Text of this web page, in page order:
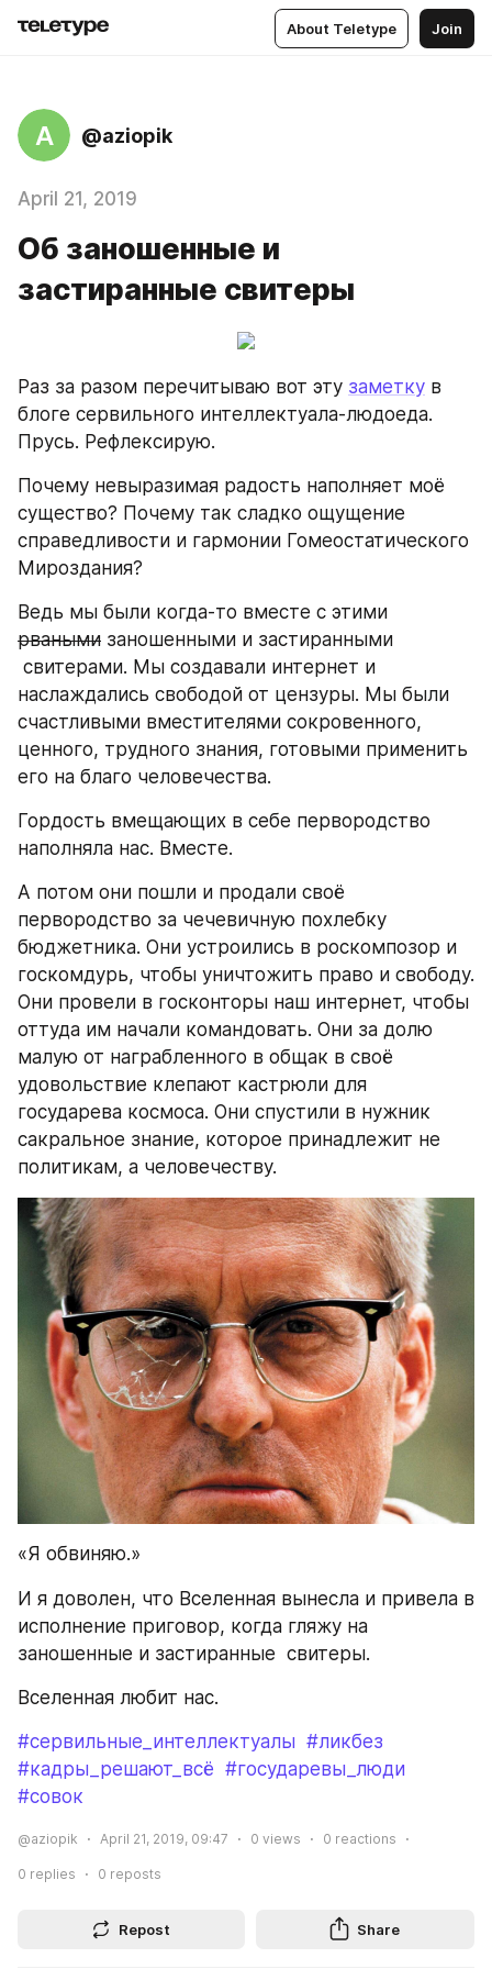
About Teletype Join
A @aziopik
April 21, 2019
Об заношенные и
застиранные свитеры
Раз за разом перечитываю вот эту заметку в
блоге сервильного интеллектуала-людоеда.
Прусь. Рефлексирую.
Почему невыразимая радость наполняет моё
существо? Почему так сладко ощущение
справедливости и гармонии Гомеостатического
Мироздания?
рваными заношенными и застиранными
свитерами. Мы создавали интернет и
наслаждались свободой от цензуры. Мы были
счастливыми вместителями сокровенного,
ценного, трудного знания, готовыми применить
его на благо человечества.
Гордость вмещающих в себе первородство
наполняла нас. Вместе.
А потом они пошли и продали своё
первородство за чечевичную похлебку
бюджетника. Они устроились в роскомпозор и
госкомдурь, чтобы уничтожить право и свободу.
Они провели в госконторы наш интернет, чтобы
оттуда им начали командовать. Они за долю
малую от награбленного в общак в своё
удовольствие клепают кастрюли для
государева космоса. Они спустили в нужник
сакральное знание, которое принадлежит не
политикам, а человечеству.
«Я обвиняю.»
И я доволен, что Вселенная вынесла и привела в
исполнение приговор, когда гляжу на
заношенные и застиранные  свитеры.
Вселенная любит нас.
#сервильные_интеллектуалы #ликбез
#кадры_решают_всё #государевы_люди
#совок
@aziopik April 21, 2019, 09:47 0 views 0 reactions
0 replies 0 reposts
Repost Share